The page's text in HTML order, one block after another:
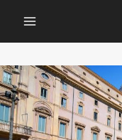
содержанию